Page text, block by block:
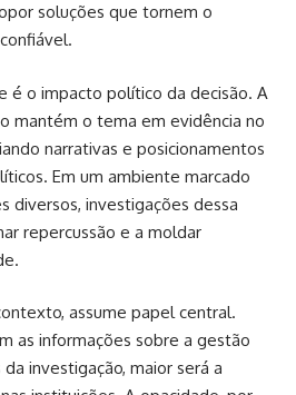
soluções que tornem o
é o impacto político da decisão. A
mantém o tema em evidência no
narrativas e posicionamentos
Em um ambiente marcado
diversos, investigações dessa
repercussão e a moldar
assume papel central.
as informações sobre a gestão
investigação, maior será a